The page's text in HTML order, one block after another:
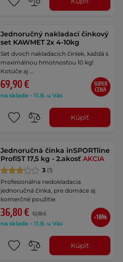
Jednoručný nakladací činkový
set KAWMET 2x 4-10kg
Set dvoch nakladacích činiek, každá s
maximálnou hmotnosťou 10 kg!
Kotúče aj …
69,90 €
na sklade – 11.8. u Vás
SUPER
CENA
Kúpiť
Jednoručná činka inSPORTline
ProfiST 17,5 kg - 2.akosťAKCIA
3 (1)
Profesionálna nedokladacia
jednoručná činka, pre domáce aj
komerčné použitie.
36,80 € 43,90 €
na sklade – 11.8. u Vás
-16%
Kúpiť